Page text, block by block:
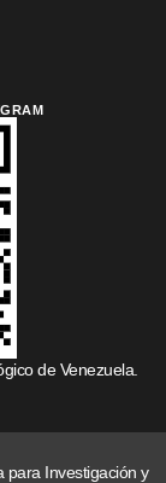
de Venezuela.
para Investigación y